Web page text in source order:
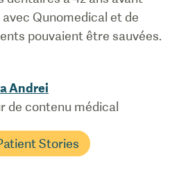
Qunomedical et de
pouvaient être sauvées.
Andrei
de contenu médical
Stories